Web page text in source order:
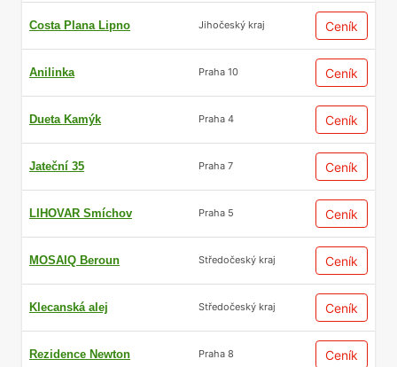
Costa Plana Lipno Jihočeský kraj Ceník
Anilinka Praha 10 Ceník
Dueta Kamýk Praha 4 Ceník
Jateční 35 Praha 7 Ceník
LIHOVAR Smíchov Praha 5 Ceník
MOSAIQ Beroun Středočeský kraj Ceník
Klecanská alej Středočeský kraj Ceník
Rezidence Newton Praha 8 Ceník